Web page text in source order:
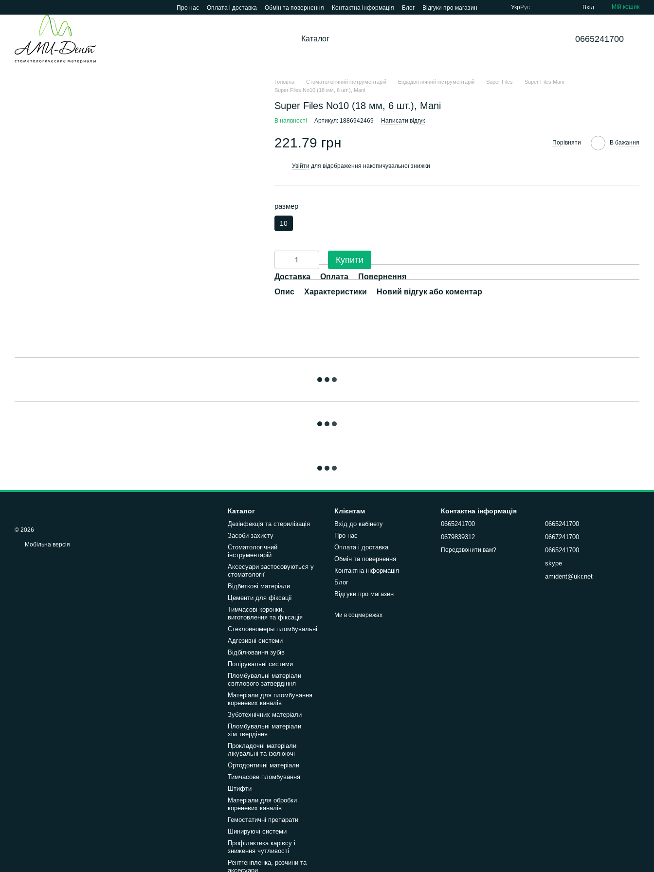
Про нас Оплата і доставка Обмін та повернення Контактна інформація Блог Відгуки про магазин УкрРус Вхід Мій кошик
Каталог 0665241700
Головна Стоматологічний інструментарій Ендодонтичний інструментарій Super Files
Super Files Mani
Super Files No10 (18 мм, 6 шт.), Mani
Super Files No10 (18 мм, 6 шт.), Mani
В наявності Артикул: 1886942469 Написати відгук
221.79 грн Порівняти В бажання
Увійти для відображення накопичувальної знижки
размер
10
Купити
Доставка Оплата
Повернення
Опис
Характеристики Новий відгук або коментар
© 2026
Мобільна версія
Каталог
Дезінфекція та стерилізація
Засоби захисту
Стоматологічний
інструментарій
Аксесуари застосовуються у
стоматології
Відбиткові матеріали
Цементи для фіксації
Тимчасові коронки,
виготовлення та фіксація
Стеклоиномеры пломбувальні
Адгезивні системи
Відбілювання зубів
Полірувальні системи
Пломбувальні матеріали
світлового затвердіння
Матеріали для пломбування
кореневих каналів
Зуботехнічних матеріали
Пломбувальні матеріали
хім.твердіння
Прокладочні матеріали
лікувальні та ізолюючі
Ортодонтичні матеріали
Тимчасове пломбування
Штифти
Матеріали для обробки
кореневих каналів
Гемостатичні препарати
Шинируючі системи
Профілактика карієсу і
зниження чутливості
Рентгенпленка, розчини та
аксесуари
Клієнтам
Вхід до кабінету
Про нас
Оплата і доставка
Обмін та повернення
Контактна інформація
Блог
Відгуки про магазин
Ми в соцмережах
Контактна інформація
0665241700
0679839312
Передзвонити вам?
0665241700
0667241700
0665241700
skype
amident@ukr.net